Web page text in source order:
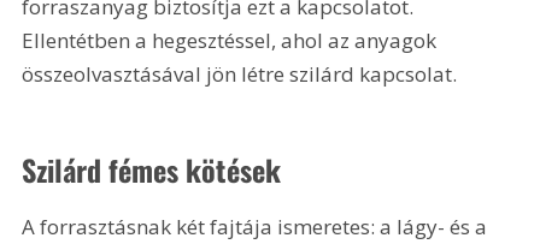
forraszanyag biztosítja ezt a kapcsolatot.
Ellentétben a hegesztéssel, ahol az anyagok
összeolvasztásával jön létre szilárd kapcsolat.
Szilárd fémes kötések
A forrasztásnak két fajtája ismeretes: a lágy- és a